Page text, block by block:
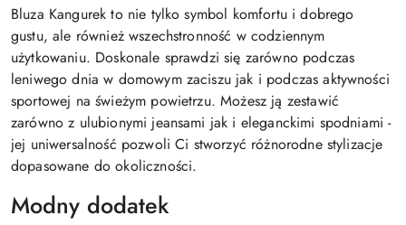
Bluza Kangurek to nie tylko symbol komfortu i dobrego
gustu, ale również wszechstronność w codziennym
użytkowaniu. Doskonale sprawdzi się zarówno podczas
leniwego dnia w domowym zaciszu jak i podczas aktywności
sportowej na świeżym powietrzu. Możesz ją zestawić
zarówno z ulubionymi jeansami jak i eleganckimi spodniami -
jej uniwersalność pozwoli Ci stworzyć różnorodne stylizacje
dopasowane do okoliczności.
Modny dodatek